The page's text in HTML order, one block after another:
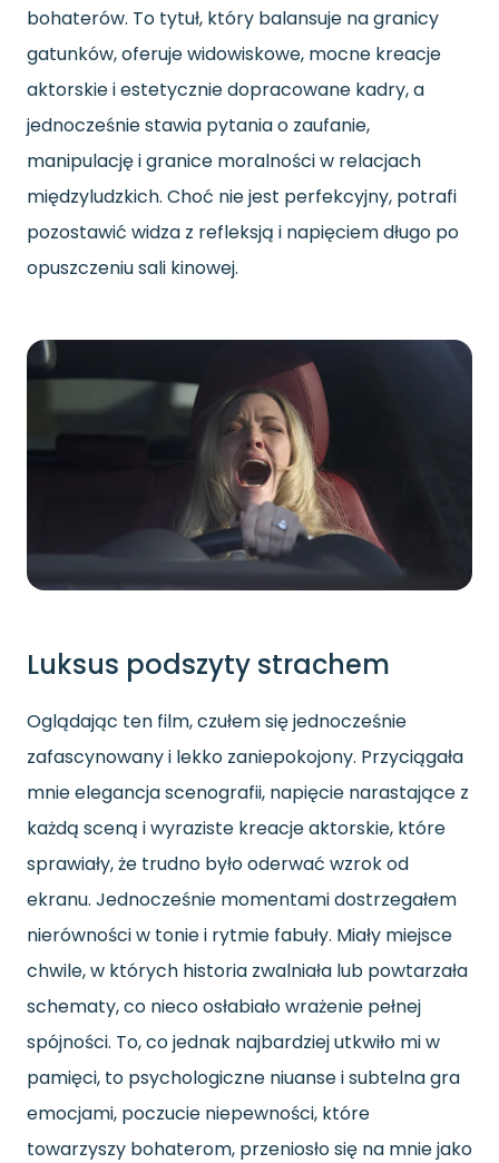
bohaterów. To tytuł, który balansuje na granicy
gatunków, oferuje widowiskowe, mocne kreacje
aktorskie i estetycznie dopracowane kadry, a
jednocześnie stawia pytania o zaufanie,
manipulację i granice moralności w relacjach
międzyludzkich. Choć nie jest perfekcyjny, potrafi
pozostawić widza z refleksją i napięciem długo po
opuszczeniu sali kinowej.
Luksus podszyty strachem
Oglądając ten film, czułem się jednocześnie
zafascynowany i lekko zaniepokojony. Przyciągała
mnie elegancja scenografii, napięcie narastające z
każdą sceną i wyraziste kreacje aktorskie, które
sprawiały, że trudno było oderwać wzrok od
ekranu. Jednocześnie momentami dostrzegałem
nierówności w tonie i rytmie fabuły. Miały miejsce
chwile, w których historia zwalniała lub powtarzała
schematy, co nieco osłabiało wrażenie pełnej
spójności. To, co jednak najbardziej utkwiło mi w
pamięci, to psychologiczne niuanse i subtelna gra
emocjami, poczucie niepewności, które
towarzyszy bohaterom, przeniosło się na mnie jako